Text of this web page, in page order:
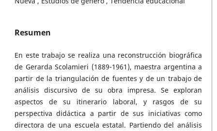
Resumen
En este trabajo se realiza una reconstrucción biográfica
de Gerarda Scolamieri (1889-1961), maestra argentina a
partir de la triangulación de fuentes y de un trabajo de
análisis discursivo de su obra impresa. Se exploran
aspectos de su itinerario laboral, y rasgos de su
perspectiva didáctica a partir de sus iniciativas como
directora de una escuela estatal. Partiendo del análisis